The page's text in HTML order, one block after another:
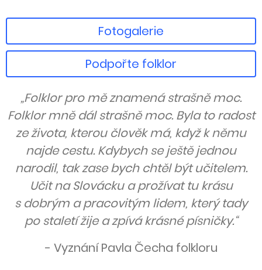
Fotogalerie
Podpořte folklor
„Folklor pro mě znamená strašně moc.
Folklor mně dál strašně moc. Byla to radost
ze života, kterou člověk má, když k němu
najde cestu. Kdybych se ještě jednou
narodil, tak zase bych chtěl být učitelem.
Učit na Slovácku a prožívat tu krásu
s dobrým a pracovitým lidem, který tady
po staletí žije a zpívá krásné písničky.“
- Vyznání Pavla Čecha folkloru